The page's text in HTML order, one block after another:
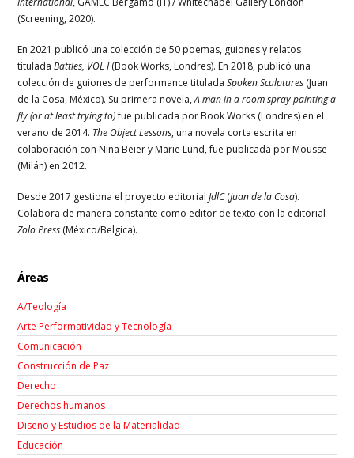
(Screening, 2020).
En 2021 publicó una colección de 50 poemas, guiones y relatos
tituladaBattles, VOL I(Book Works, Londres). En 2018, publicó una
colección de guiones de performance tituladaSpoken Sculptures (Juan
de la Cosa, México). Su primera novela,A man in a room spray painting a
fly (or at least trying to)fue publicada por Book Works (Londres) en el
verano de 2014. The Object Lessons, una novela corta escrita en
colaboración con Nina Beier y Marie Lund, fue publicada por Mousse
(Milán) en 2012.
Desde 2017 gestiona el proyecto editorialJdlC(Juan de la Cosa).
Colabora de manera constante como editor de texto con la editorial
Zolo Press (México/Belgica).
Áreas
A/Teología
Arte Performatividad y Tecnología
Comunicación
Construcción de Paz
Derecho
Derechos humanos
Diseño y Estudios de la Materialidad
Educación